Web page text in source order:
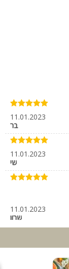
11.01.2023
בר
11.01.2023
שי
11.01.2023
שרון